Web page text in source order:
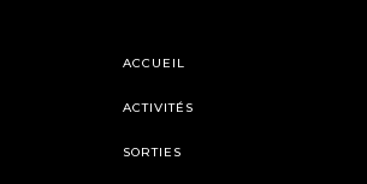
ACCUEIL
ACTIVITÉS
SORTIES